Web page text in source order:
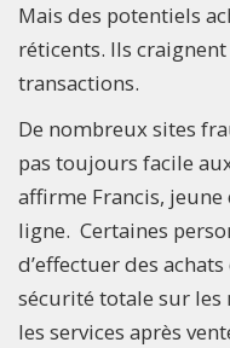
Mais des potentiels
réticents. Ils
transactions.
De nombreux sites
pas toujours facile
affirme Francis,
ligne. Certaines
d’effectuer des achats
sécurité totale sur les
les services après